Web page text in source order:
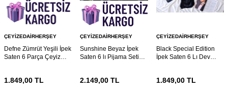
ÇEYIZEDAIRHERŞEY
Defne Zümrüt Yeşili İpek
Saten 6 Parça Çeyiz
1.849,00 TL
ÇEYIZEDAIRHERŞEY
Sunshine Beyaz İpek
Saten 6 lı Pijama Seti
2.149,00 TL
ÇEYIZEDAIRHERŞEY
Black Special Edition
İpek Saten 6 Lı Dev
1.849,00TL